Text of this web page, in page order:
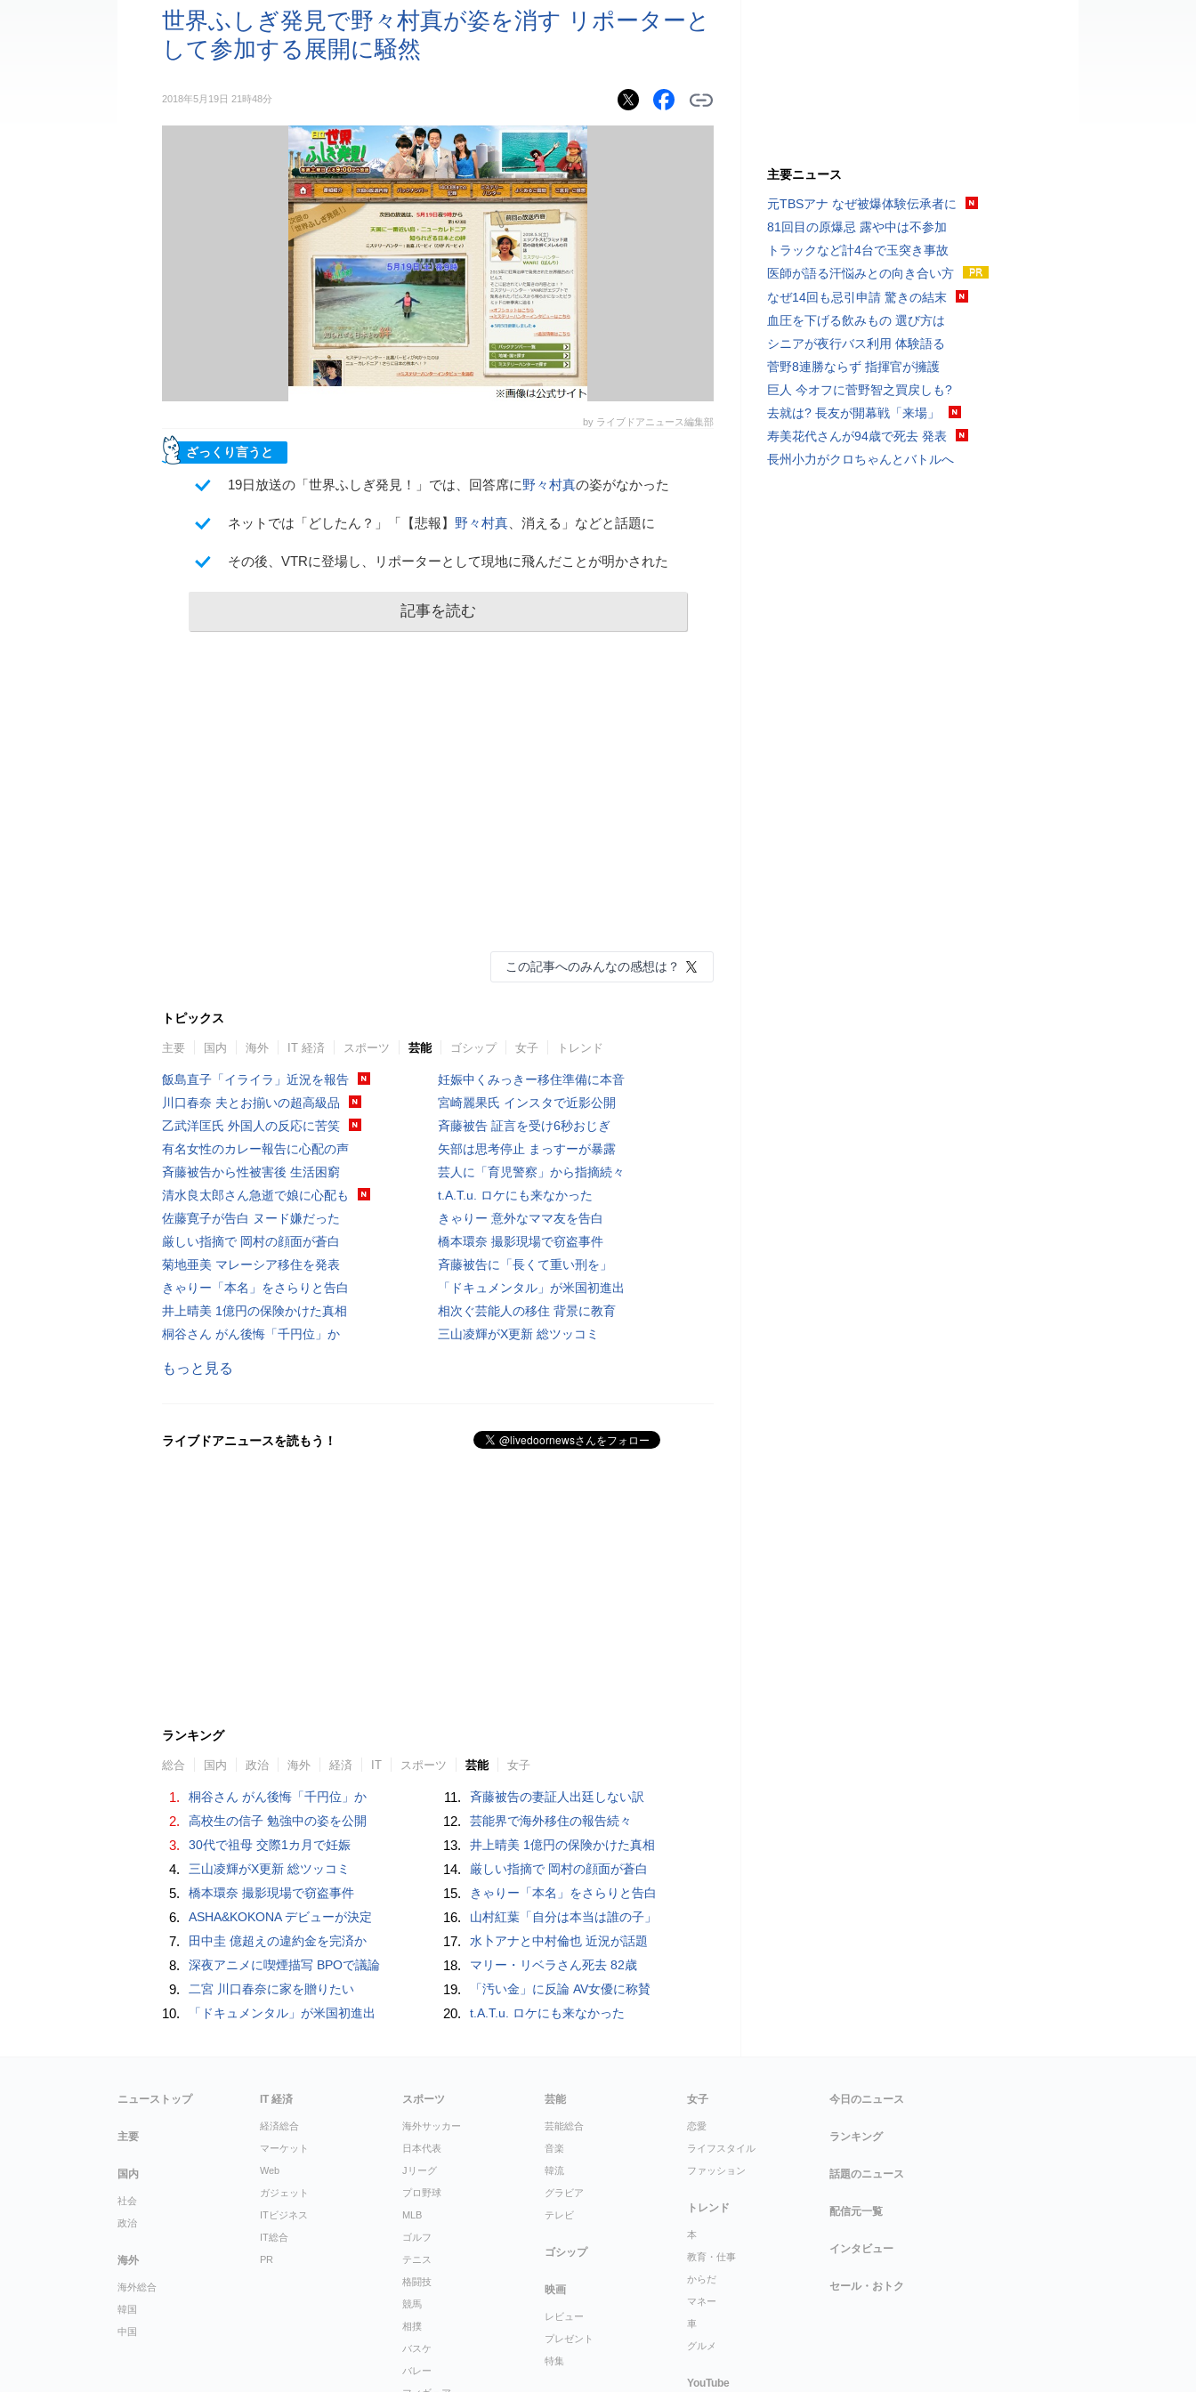
世界ふしぎ発見で野々村真が姿を消す リポーターと
して参加する展開に騒然
2018年5月19日 21時48分
by ライブドアニュース編集部
ざっくり言うと
19日放送の「世界ふしぎ発見！」では、回答席に野々村真の姿がなかった
ネットでは「どしたん？」「【悲報】 野々村真 、消える」などと話題に
その後、VTRに登場し、リポーターとして現地に飛んだことが明かされた
記事を読む
この記事へのみんなの感想は？
トピックス
主要 国内 海外 IT 経済 スポーツ 芸能 ゴシップ 女子 トレンド
飯島直子「イライラ」近況を報告
川口春奈 夫とお揃いの超高級品
乙武洋匡氏 外国人の反応に苦笑
有名女性のカレー報告に心配の声
斉藤被告から性被害後 生活困窮
清水良太郎さん急逝で娘に心配も
佐藤寛子が告白 ヌード嫌だった
厳しい指摘で 岡村の顔面が蒼白
菊地亜美 マレーシア移住を発表
きゃりー「本名」をさらりと告白
井上晴美 1億円の保険かけた真相
桐谷さん がん後悔「千円位」か
妊娠中くみっきー移住準備に本音
宮崎麗果氏 インスタで近影公開
斉藤被告 証言を受け6秒おじぎ
矢部は思考停止 まっすーが暴露
芸人に「育児警察」から指摘続々
t.A.T.u. ロケにも来なかった
きゃりー 意外なママ友を告白
橋本環奈 撮影現場で窃盗事件
斉藤被告に「長くて重い刑を」
「ドキュメンタル」が米国初進出
相次ぐ芸能人の移住 背景に教育
三山凌輝がX更新 総ツッコミ
もっと見る
ライブドアニュースを読もう！
ランキング
総合 国内 政治 海外 経済 IT スポーツ 芸能 女子
1. 桐谷さん がん後悔「千円位」か
2. 高校生の信子 勉強中の姿を公開
3. 30代で祖母 交際1カ月で妊娠
4. 三山凌輝がX更新 総ツッコミ
5. 橋本環奈 撮影現場で窃盗事件
6. ASHA&KOKONA デビューが決定
7. 田中圭 億超えの違約金を完済か
8. 深夜アニメに喫煙描写 BPOで議論
9. 二宮 川口春奈に家を贈りたい
10. 「ドキュメンタル」が米国初進出
11. 斉藤被告の妻証人出廷しない訳
12. 芸能界で海外移住の報告続々
13. 井上晴美 1億円の保険かけた真相
14. 厳しい指摘で 岡村の顔面が蒼白
15. きゃりー「本名」をさらりと告白
16. 山村紅葉「自分は本当は誰の子」
17. 水卜アナと中村倫也 近況が話題
18. マリー・リベラさん死去 82歳
19. 「汚い金」に反論 AV女優に称賛
20. t.A.T.u. ロケにも来なかった
主要ニュース
元TBSアナ なぜ被爆体験伝承者に
81回目の原爆忌 露や中は不参加
トラックなど計4台で玉突き事故
医師が語る汗悩みとの向き合い方
なぜ14回も忌引申請 驚きの結末
血圧を下げる飲みもの 選び方は
シニアが夜行バス利用 体験語る
菅野8連勝ならず 指揮官が擁護
巨人 今オフに菅野智之買戻しも?
去就は? 長友が開幕戦「来場」
寿美花代さんが94歳で死去 発表
長州小力がクロちゃんとバトルへ
ニューストップ
主要
国内
社会
政治
海外
海外総合
韓国
中国
IT 経済
経済総合
マーケット
Web
ガジェット
ITビジネス
IT総合
PR
スポーツ
海外サッカー
日本代表
Jリーグ
プロ野球
MLB
ゴルフ
テニス
格闘技
競馬
相撲
バスケ
バレー
芸能
芸能総合
音楽
韓流
グラビア
テレビ
ゴシップ
映画
レビュー
プレゼント
特集
女子
恋愛
ライフスタイル
ファッション
トレンド
本
教育・仕事
からだ
マネー
車
グルメ
YouTube
今日のニュース
ランキング
話題のニュース
配信元一覧
インタビュー
セール・おトク